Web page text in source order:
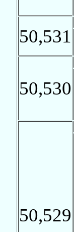
50,531
50,530
50,529